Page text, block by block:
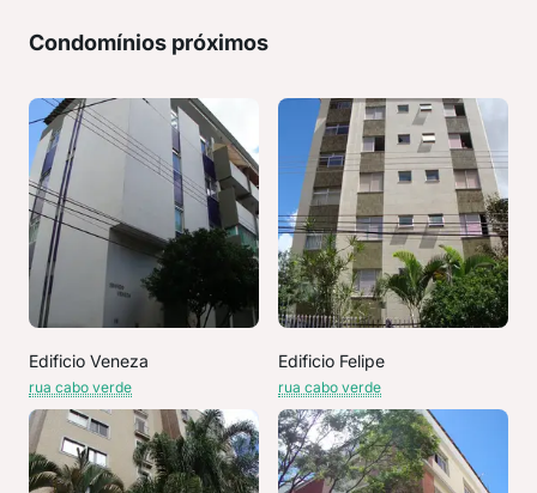
Condomínios próximos
Edificio Veneza
rua cabo verde
Edificio Felipe
rua cabo verde